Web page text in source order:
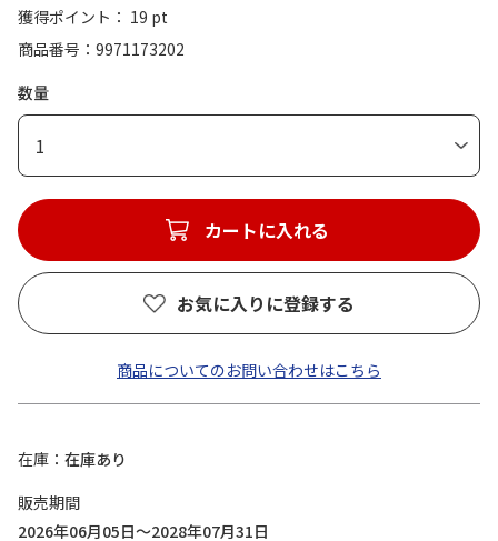
獲得ポイント： 19 pt
商品番号
9971173202
数量
1
カートに入れる
お気に入りに登録する
商品についてのお問い合わせはこちら
在庫
在庫あり
販売期間
2026年06月05日～2028年07月31日